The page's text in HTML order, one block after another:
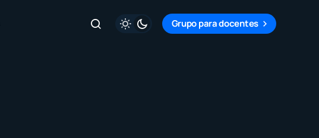
Grupo para docentes